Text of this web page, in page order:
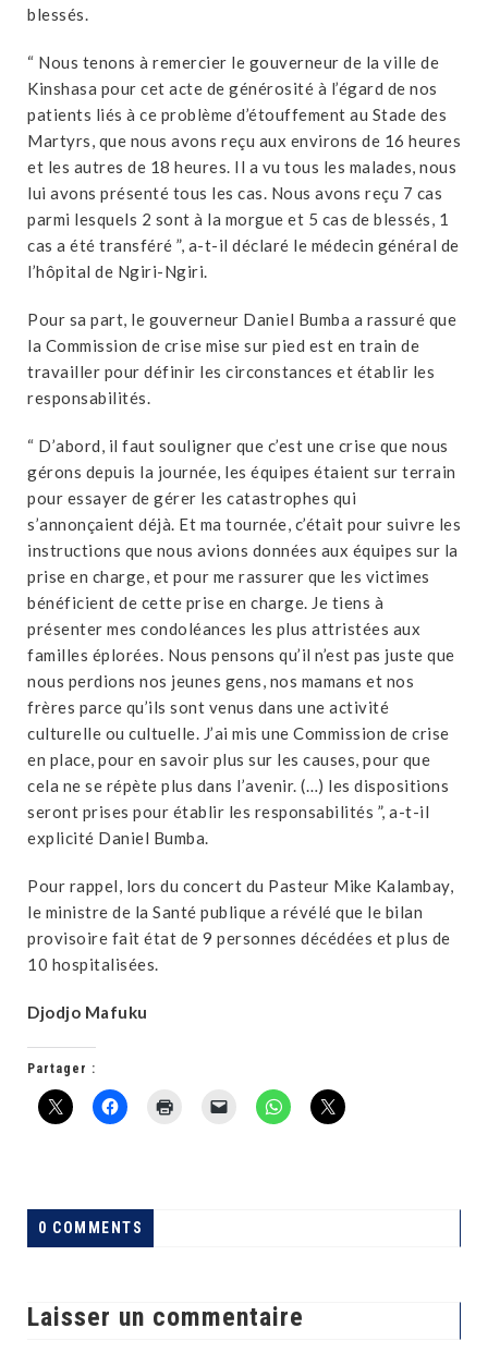
blessés.
“ Nous tenons à remercier le gouverneur de la ville de
Kinshasa pour cet acte de générosité à l’égard de nos
patients liés à ce problème d’étouffement au Stade des
Martyrs, que nous avons reçu aux environs de 16 heures
et les autres de 18 heures. Il a vu tous les malades, nous
lui avons présenté tous les cas. Nous avons reçu 7 cas
parmi lesquels 2 sont à la morgue et 5 cas de blessés, 1
cas a été transféré ”, a-t-il déclaré le médecin général de
l’hôpital de Ngiri-Ngiri.
Pour sa part, le gouverneur Daniel Bumba a rassuré que
la Commission de crise mise sur pied est en train de
travailler pour définir les circonstances et établir les
responsabilités.
“ D’abord, il faut souligner que c’est une crise que nous
gérons depuis la journée, les équipes étaient sur terrain
pour essayer de gérer les catastrophes qui
s’annonçaient déjà. Et ma tournée, c’était pour suivre les
instructions que nous avions données aux équipes sur la
prise en charge, et pour me rassurer que les victimes
bénéficient de cette prise en charge. Je tiens à
présenter mes condoléances les plus attristées aux
familles éplorées. Nous pensons qu’il n’est pas juste que
nous perdions nos jeunes gens, nos mamans et nos
frères parce qu’ils sont venus dans une activité
culturelle ou cultuelle. J’ai mis une Commission de crise
en place, pour en savoir plus sur les causes, pour que
cela ne se répète plus dans l’avenir. (…) les dispositions
seront prises pour établir les responsabilités ”, a-t-il
explicité Daniel Bumba.
Pour rappel, lors du concert du Pasteur Mike Kalambay,
le ministre de la Santé publique a révélé que le bilan
provisoire fait état de 9 personnes décédées et plus de
10 hospitalisées.
Djodjo Mafuku
Partager :
0 COMMENTS
Laisser un commentaire